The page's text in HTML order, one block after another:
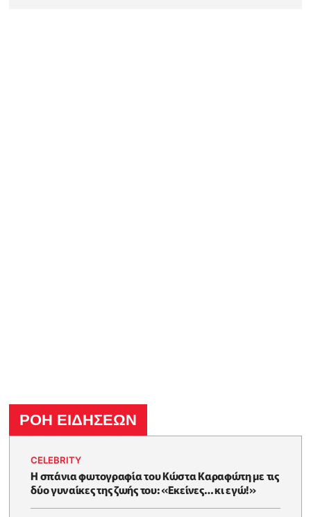
ΡΟΗ ΕΙΔΗΣΕΩΝ
CELEBRITY
Η σπάνια φωτογραφία του Κώστα Καραφώτη με τις
δύο γυναίκες της ζωής του: «Εκείνες… κι εγώ!»